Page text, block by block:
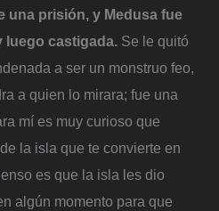
una prisión, y Medusa fue
luego castigada. Se le quitó
a ser un monstruo feo,
a quien lo mirara; fue una
mí es muy curioso que
la isla que te convierte en
es que la isla les dio
algún momento para que